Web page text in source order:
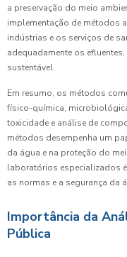
a preservação do meio
implementação de métodos
indústrias e os serviços de
adequadamente os
sustentável.
Em resumo, os métodos
físico-química,
toxicidade e análise de
métodos desempenha um
da água e na proteção do
laboratórios especializados
as normas e a segurança da
Importância da
Pública